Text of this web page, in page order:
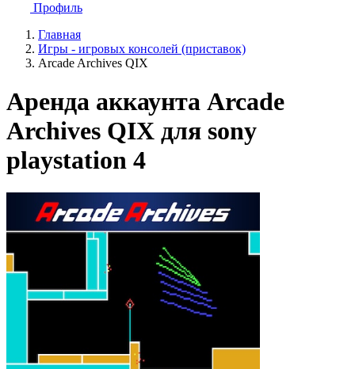
Профиль
Главная
Игры - игровых консолей (приставок)
Arcade Archives QIX
Аренда аккаунта Arcade
Archives QIX для sony
playstation 4